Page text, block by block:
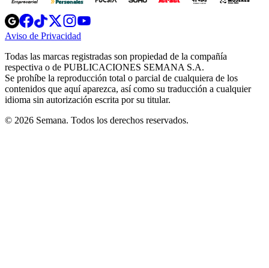
Opens
in
new
Opens
in
new
Opens
in
new
window
Opens
new
windowwindow
Aviso de Privacidad
new
window
Todas las marcas registradas son propiedad de la compañía
respectiva o de PUBLICACIONES SEMANA S.A.
Se prohíbe la reproducción total o parcial de cualquiera de los
contenidos que aquí aparezca, así como su traducción a cualquier
idioma sin autorización escrita por su titular.
© 2026 Semana. Todos los derechos reservados.